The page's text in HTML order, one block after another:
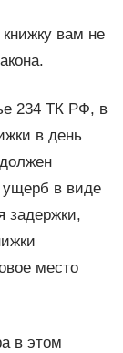
вам не
234 ТК РФ, в
в день
ущерб в виде
задержки,
место
в этом